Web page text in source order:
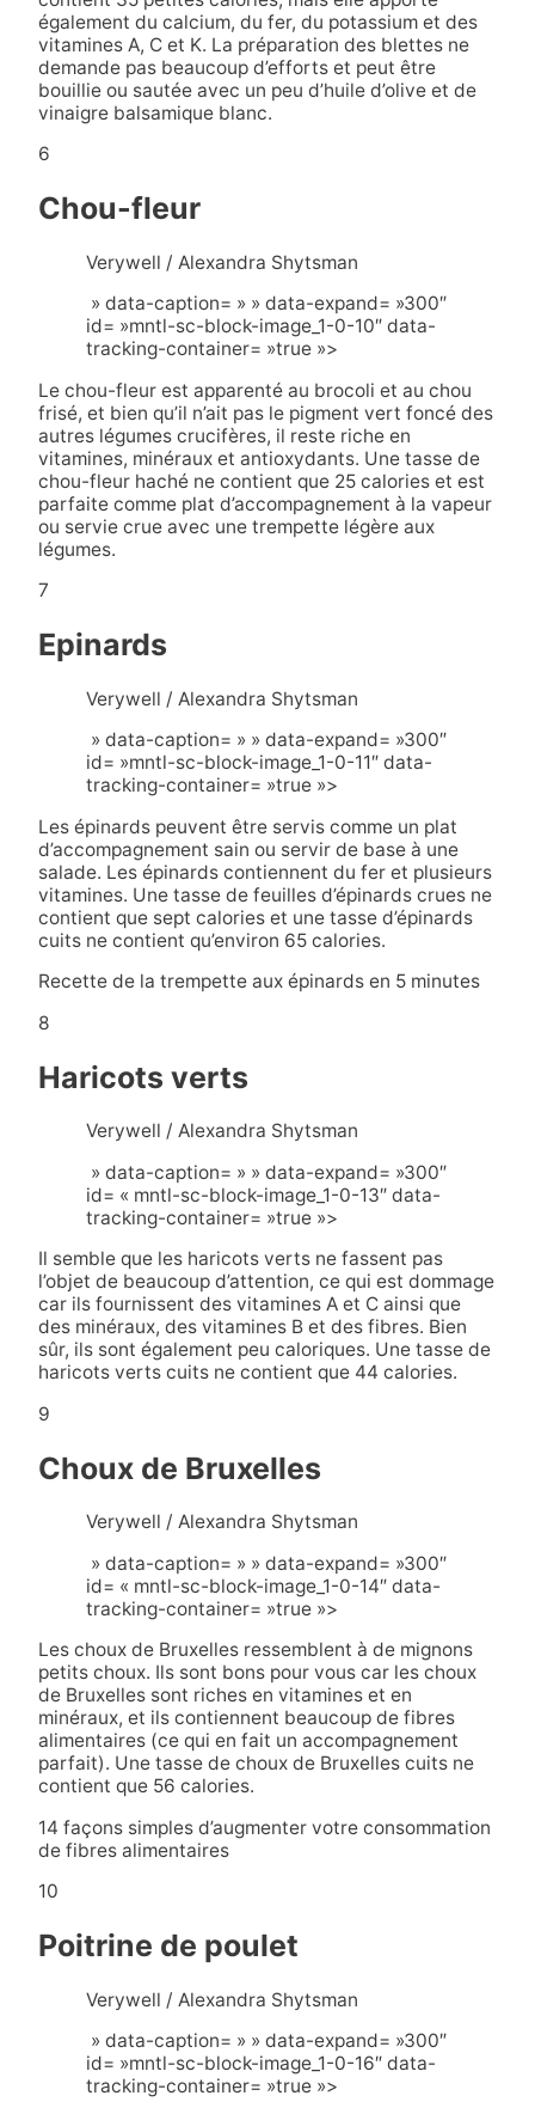
également du calcium, du fer, du potassium et des
vitamines A, C et K. La préparation des blettes ne
demande pas beaucoup d’efforts et peut être
bouillie ou sautée avec un peu d’huile d’olive et de
vinaigre balsamique blanc.
6
Chou-fleur
Verywell / Alexandra Shytsman
» data-caption= » » data-expand= »300″
id= »mntl-sc-block-image_1-0-10″ data-
tracking-container= »true »>
Le chou-fleur est apparenté au brocoli et au chou
frisé, et bien qu’il n’ait pas le pigment vert foncé des
autres légumes crucifères, il reste riche en
vitamines, minéraux et antioxydants. Une tasse de
chou-fleur haché ne contient que 25 calories et est
parfaite comme plat d’accompagnement à la vapeur
ou servie crue avec une trempette légère aux
légumes.
7
Epinards
Verywell / Alexandra Shytsman
» data-caption= » » data-expand= »300″
id= »mntl-sc-block-image_1-0-11″ data-
tracking-container= »true »>
Les épinards peuvent être servis comme un plat
d’accompagnement sain ou servir de base à une
salade. Les épinards contiennent du fer et plusieurs
vitamines. Une tasse de feuilles d’épinards crues ne
contient que sept calories et une tasse d’épinards
cuits ne contient qu’environ 65 calories.
Recette de la trempette aux épinards en 5 minutes
8
Haricots verts
Verywell / Alexandra Shytsman
» data-caption= » » data-expand= »300″
id= « mntl-sc-block-image_1-0-13″ data-
tracking-container= »true »>
Il semble que les haricots verts ne fassent pas
l’objet de beaucoup d’attention, ce qui est dommage
car ils fournissent des vitamines A et C ainsi que
des minéraux, des vitamines B et des fibres. Bien
sûr, ils sont également peu caloriques. Une tasse de
haricots verts cuits ne contient que 44 calories.
9
Choux de Bruxelles
Verywell / Alexandra Shytsman
» data-caption= » » data-expand= »300″
id= « mntl-sc-block-image_1-0-14″ data-
tracking-container= »true »>
Les choux de Bruxelles ressemblent à de mignons
petits choux. Ils sont bons pour vous car les choux
de Bruxelles sont riches en vitamines et en
minéraux, et ils contiennent beaucoup de fibres
alimentaires (ce qui en fait un accompagnement
parfait). Une tasse de choux de Bruxelles cuits ne
contient que 56 calories.
14 façons simples d’augmenter votre consommation
de fibres alimentaires
10
Poitrine de poulet
Verywell / Alexandra Shytsman
» data-caption= » » data-expand= »300″
id= »mntl-sc-block-image_1-0-16″ data-
tracking-container= »true »>